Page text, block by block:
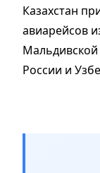
Казахстан
авиарейсов
Мальдивской
России и